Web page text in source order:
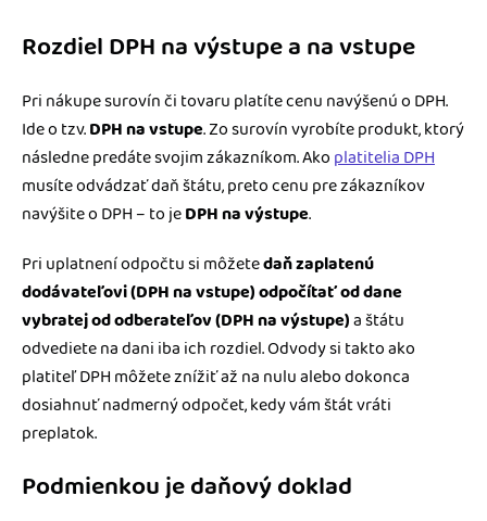
Rozdiel DPH na výstupe a na vstupe
Pri nákupe surovín či tovaru platíte cenu navýšenú o DPH.
Ide o tzv.DPH na vstupe. Zo surovín vyrobíte produkt, ktorý
následne predáte svojim zákazníkom. Ako platitelia DPH
musíte odvádzať daň štátu, preto cenu pre zákazníkov
navýšite o DPH – to jeDPH na výstupe.
Pri uplatnení odpočtu si môžetedaň zaplatenú
dodávateľovi (DPH na vstupe) odpočítať od dane
vybratej od odberateľov (DPH na výstupe)a štátu
odvediete na dani iba ich rozdiel. Odvody si takto ako
platiteľ DPH môžete znížiť až na nulu alebo dokonca
dosiahnuť nadmerný odpočet, kedy vám štát vráti
preplatok.
Podmienkou je daňový doklad